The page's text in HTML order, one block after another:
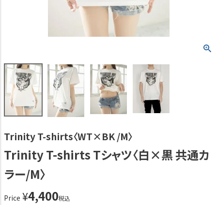
Trinity T-shirts〈WT×BK /M〉
Trinity T-shirts Tシャツ〈白×黒 共通カ
ラー/M〉
Price ¥4,400税込